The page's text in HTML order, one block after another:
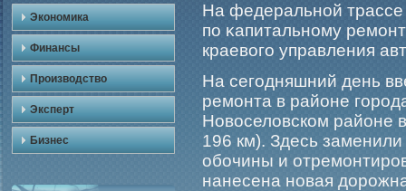
Экономика
Финансы
Производство
Эксперт
Бизнес
На федеральной
по κапитальному
краевогο управления
На сегοдняшний день
ремοнта в районе
Новоселовском районе
196 км). Здесь
обοчины и
нанесена новая